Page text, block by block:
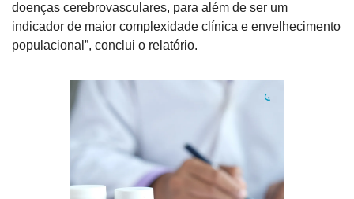
doenças cerebrovasculares, para além de ser um
indicador de maior complexidade clínica e envelhecimento
populacional”, conclui o relatório.